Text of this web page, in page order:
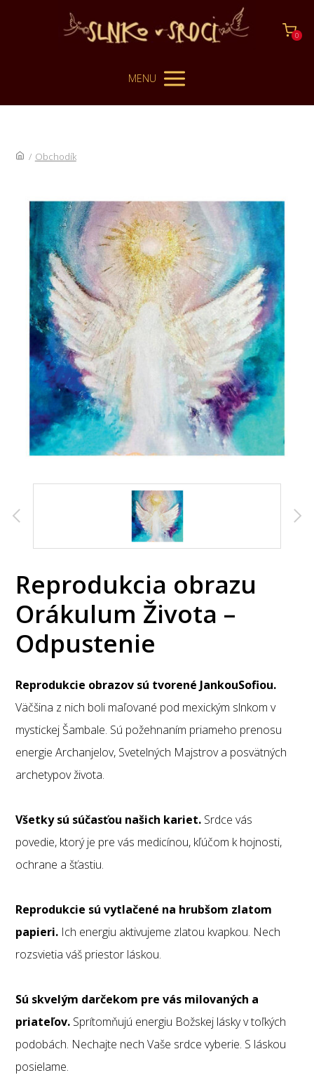
0
MENU
/ Obchodík
Reprodukcia obrazu
Orákulum Života –
Odpustenie
Reprodukcie obrazov sú tvorené JankouSofiou.
Väčšina z nich boli maľované pod mexickým slnkom v
mystickej Šambale. Sú požehnaním priameho prenosu
energie Archanjelov, Svetelných Majstrov a posvätných
archetypov života.
Všetky sú súčasťou našich kariet. Srdce vás
povedie, ktorý je pre vás medicínou, kľúčom k hojnosti,
ochrane a šťastiu.
Reprodukcie sú vytlačené na hrubšom zlatom
papieri. Ich energiu aktivujeme zlatou kvapkou. Nech
rozsvietia váš priestor láskou.
Sú skvelým darčekom pre vás milovaných a
priateľov. Sprítomňujú energiu Božskej lásky v toľkých
podobách. Nechajte nech Vaše srdce vyberie. S láskou
posielame.